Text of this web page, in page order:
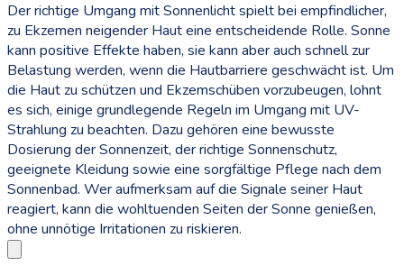
Der richtige Umgang mit Sonnenlicht spielt bei empfindlicher,
zu Ekzemen neigender Haut eine entscheidende Rolle. Sonne
kann positive Effekte haben, sie kann aber auch schnell zur
Belastung werden, wenn die Hautbarriere geschwächt ist. Um
die Haut zu schützen und Ekzemschüben vorzubeugen, lohnt
es sich, einige grundlegende Regeln im Umgang mit UV-
Strahlung zu beachten. Dazu gehören eine bewusste
Dosierung der Sonnenzeit, der richtige Sonnenschutz,
geeignete Kleidung sowie eine sorgfältige Pflege nach dem
Sonnenbad. Wer aufmerksam auf die Signale seiner Haut
reagiert, kann die wohltuenden Seiten der Sonne genießen,
ohne unnötige Irritationen zu riskieren.